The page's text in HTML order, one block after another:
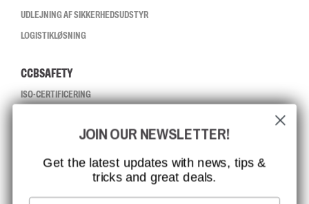
UDLEJNING AF SIKKERHEDSUDSTYR
LOGISTIKLØSNING
CCBSAFETY
ISO-CERTIFICERING
MISSION, VISION OG VÆRDIER
KONTAKT
JOB HOS CCBSAFETY
MEDIA
JOIN OUR NEWSLETTER!
Get the latest updates with news, tips &
tricks and great deals.
Email